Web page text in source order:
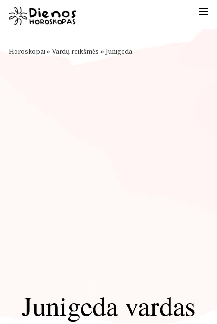
Horoskopai » Vardų reikšmės » Junigeda
Junigeda vardas